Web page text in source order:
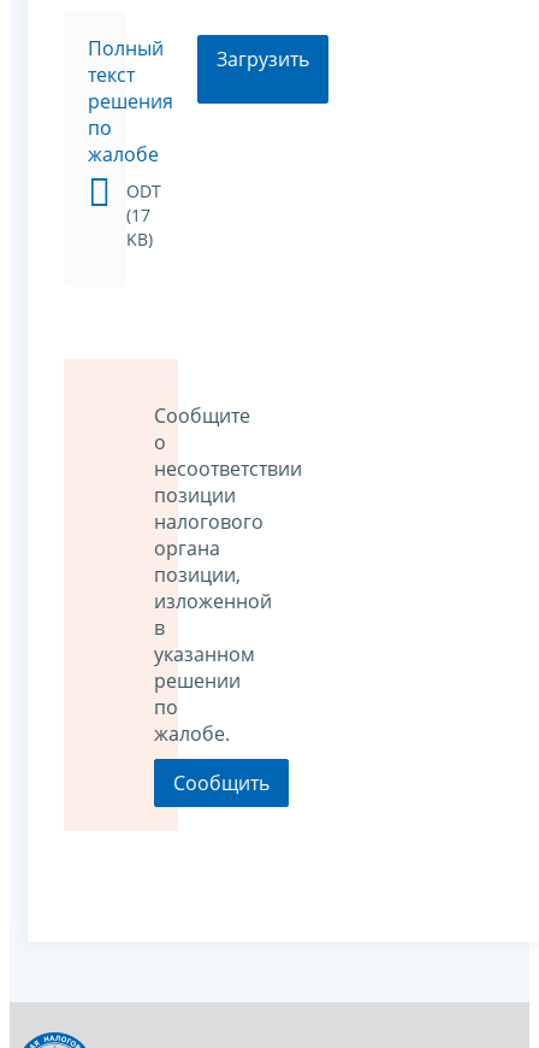
Полный
текст
решения
по
жалобе
ODT
(17
KB)
Загрузить
Сообщите
о
несоответствии
позиции
налогового
органа
позиции,
изложенной
в
указанном
решении
по
жалобе.